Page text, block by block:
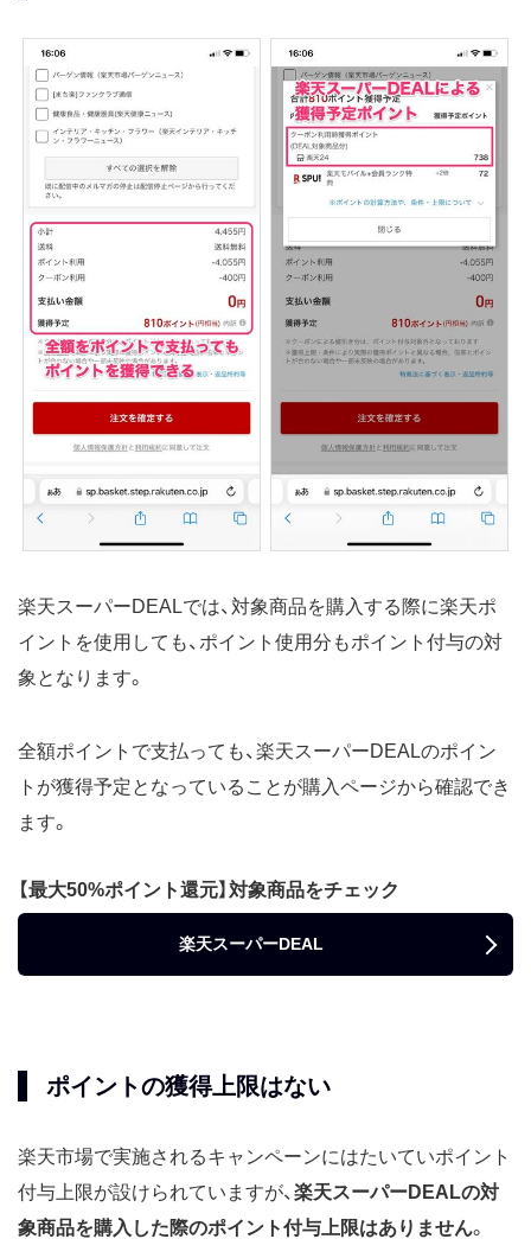
楽天スーパーDEALでは、対象商品を購入する際に楽天ポ
イントを使用しても、ポイント使用分もポイント付与の対
象となります。
全額ポイントで支払っても、楽天スーパーDEALのポイン
トが獲得予定となっていることが購入ページから確認でき
ます。
【最大50%ポイント還元】対象商品をチェック
楽天スーパーDEAL
ポイントの獲得上限はない
楽天市場で実施されるキャンペーンにはたいていポイント
付与上限が設けられていますが、 楽天スーパーDEALの対
象商品を購入した際のポイント付与上限はありません。